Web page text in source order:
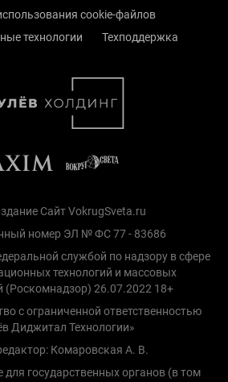
cookie-файлов
технологии
Техподдержка
Сайт VokrugSveta.ru
номер ЭЛ № ФС 77 - 83686
службой по надзору в сфере
технологий и массовых
(Роскомнадзор) 26.07.2022 18+
с ограниченной ответственностью
Диджитал Технологии»
Комаровская А. В.
государственных органов (в том